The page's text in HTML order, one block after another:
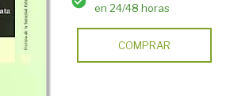
en 24/48 horas
COMPRAR